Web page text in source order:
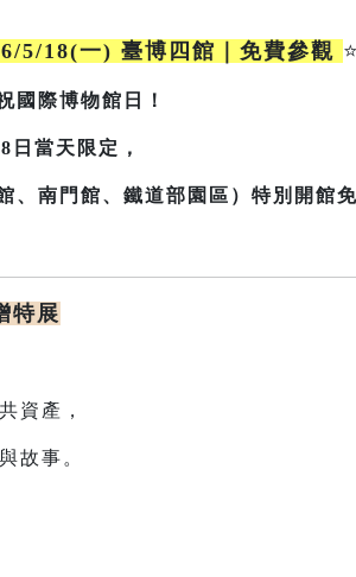
5/18(一) 臺博四館｜免費參觀 ⭐
國際博物館日！
日當天限定，
、南門館、鐵道部園區）特別開館免
特展
資產，
故事。